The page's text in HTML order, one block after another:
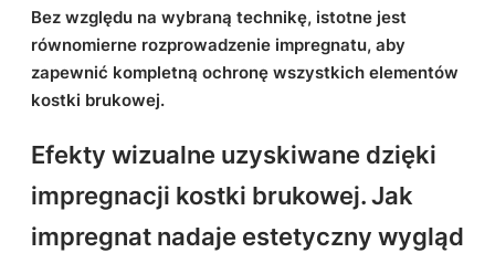
Bez względu na wybraną technikę, istotne jest
równomierne rozprowadzenie impregnatu, aby
zapewnić kompletną ochronę wszystkich elementów
kostki brukowej.
Efekty wizualne uzyskiwane dzięki
impregnacji kostki brukowej. Jak
impregnat nadaje estetyczny wygląd